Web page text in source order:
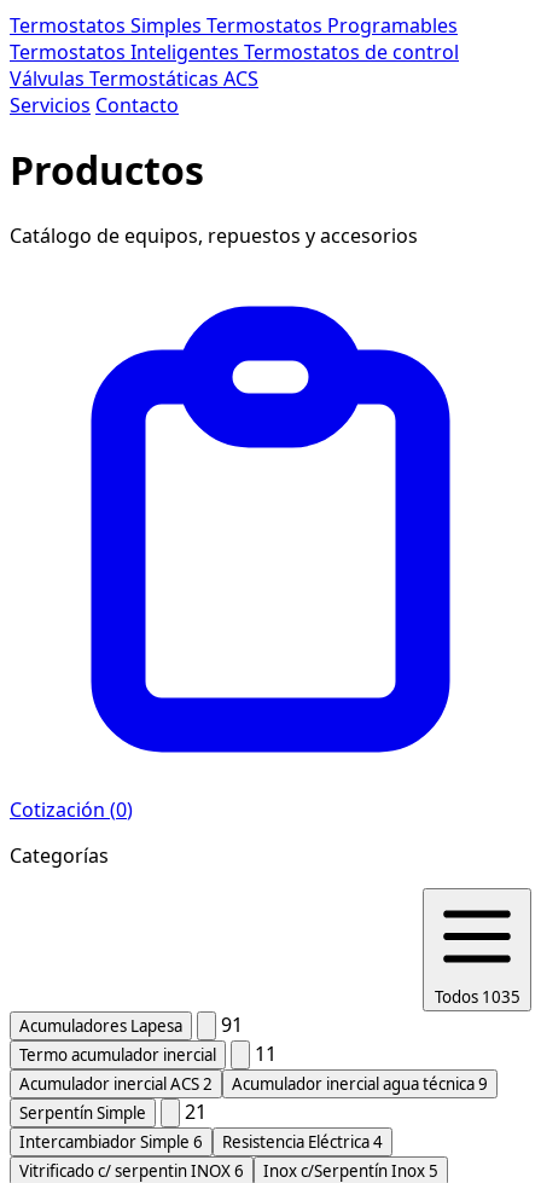
Termostatos Simples Termostatos Programables
Termostatos Inteligentes Termostatos de control
Válvulas Termostáticas ACS
Servicios Contacto
Productos
Catálogo de equipos, repuestos y accesorios
Cotización (0)
Categorías
Todos 1035
Acumuladores Lapesa
91
Termo acumulador inercial 11
Acumulador inercial ACS2 Acumulador inercial agua técnica9
Serpentín Simple
21
Intercambiador Simple 6 Resistencia Eléctrica4
Vitrificado c/ serpentin INOX6 Inox c/Serpentín Inox5